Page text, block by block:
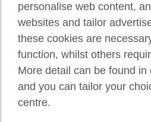
British Council globalnie
Prywatność i warunki użytkowania
Mapa strony
personalise web content,
websites and tailor
these cookies are
function, whilst others
More detail can be found in
and you can tailor your
centre.